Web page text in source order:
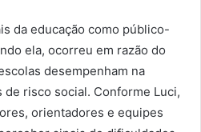
da educação como público-
ela, ocorreu em razão do
desempenham na
risco social. Conforme Luci,
orientadores e equipes